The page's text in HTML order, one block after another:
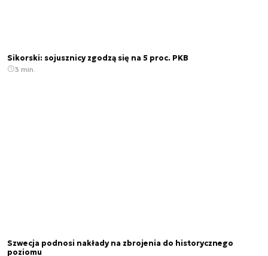
Sikorski: sojusznicy zgodzą się na 5 proc. PKB
3 min.
Szwecja podnosi nakłady na zbrojenia do historycznego
poziomu